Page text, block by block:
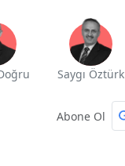
Saygı Öztürk
Abone Ol